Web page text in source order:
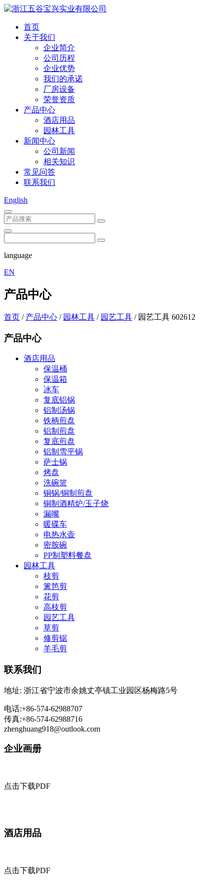
首页
关于我们
企业简介
公司历程
企业优势
我们的承诺
厂房设备
荣誉资质
产品中心
酒店用品
园林工具
新闻中心
公司新闻
相关知识
常见问答
联系我们
English
language
EN
产品中心
首页 / 产品中心 / 园林工具 / 园艺工具 / 园艺工具 602612
产品中心
酒店用品
保温桶
保温箱
冰车
复底铝锅
铝制汤锅
铁柄煎盘
铝制煎盘
复底煎盘
铝制雪平锅
萨士锅
烤盘
洗碗篮
铜锅/铜制煎盘
铜制酒精炉/玉子烧
漏嘴
暖碟车
电热水壶
密胺碗
PP制塑料餐盘
园林工具
枝剪
篱笆剪
花剪
高枝剪
园艺工具
草剪
修剪锯
羊毛剪
联系我们
地址: 浙江省宁波市余姚丈亭镇工业园区杨梅路5号
电话:+86-574-62988707
传真:+86-574-62988716
zhenghuang918@outlook.com
企业画册
点击下载PDF
酒店用品
点击下载PDF